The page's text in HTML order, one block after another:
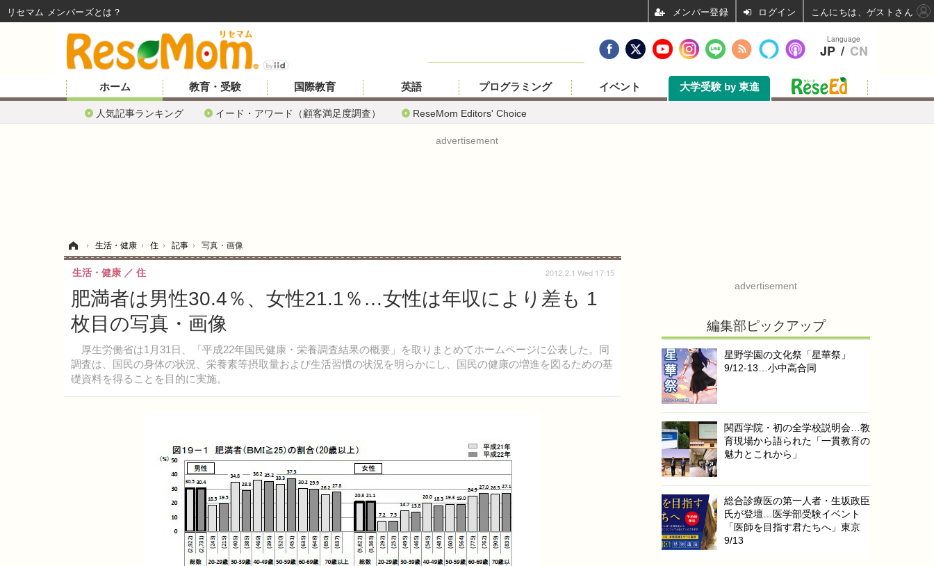
ホーム
人気記事ランキング イード・アワード（顧客満足度調査） ReseMom Editors' Choice
教育・受験 国際教育 英語 プログラミング イベント 大学受験 by 東進
advertisement
› 生活・健康 › 住 › 記事 › 写真・画像
肥満者は男性30.4％、女性21.1％…女性は年収により差も 1
枚目の写真・画像
厚生労働省は1月31日、「平成22年国民健康・栄養調査結果の概要」を取りまとめてホームページに公表した。同
調査は、国民の身体の状況、栄養素等摂取量および生活習慣の状況を明らかにし、国民の健康の増進を図るための基
礎資料を得ることを目的に実施。
生活・健康 住 2012.2.1 Wed 17:15
advertisement
編集部ピックアップ
星野学園の文化祭「星華祭」
9/12-13…小中高合同
関西学院・初の全学校説明会…教
育現場から語られた「一貫教育の
魅力とこれから」
総合診療医の第一人者・生坂政臣
氏が登壇…医学部受験イベント
「医師を目指す君たちへ」東京
9/13
Language
JP / CN
リセマム メンバーズ ログイン こんにちは、ゲストさん